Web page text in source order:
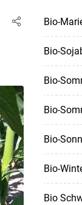
Bio-
Bio-
Bio-
Bio-
Bio-
Bio-
Bio